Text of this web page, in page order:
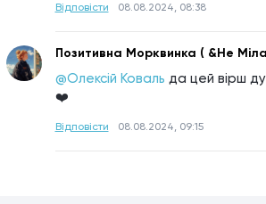
Відповісти 08.08.2024, 08:38
Позитивна Морквинка ( &Не
@Олексій Коваль да цей вірш
❤️
Відповісти 08.08.2024, 09:15